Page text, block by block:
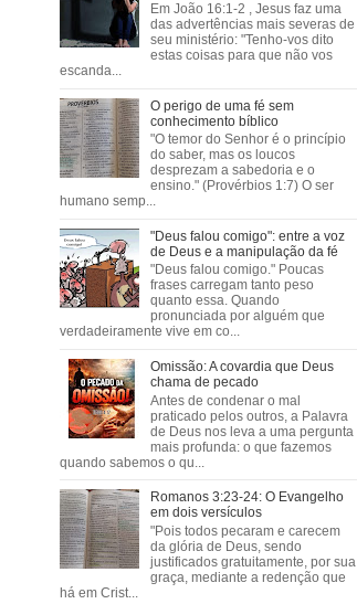
Em João 16:1-2 , Jesus faz uma
das advertências mais severas de
seu ministério: "Tenho-vos dito
estas coisas para que não vos
escanda...
O perigo de uma fé sem
conhecimento bíblico
"O temor do Senhor é o princípio
do saber, mas os loucos
desprezam a sabedoria e o
ensino." (Provérbios 1:7) O ser
humano semp...
"Deus falou comigo": entre a voz
de Deus e a manipulação da fé
"Deus falou comigo." Poucas
frases carregam tanto peso
quanto essa. Quando
pronunciada por alguém que
verdadeiramente vive em co...
Omissão: A covardia que Deus
chama de pecado
Antes de condenar o mal
praticado pelos outros, a Palavra
de Deus nos leva a uma pergunta
mais profunda: o que fazemos
quando sabemos o qu...
Romanos 3:23-24: O Evangelho
em dois versículos
"Pois todos pecaram e carecem
da glória de Deus, sendo
justificados gratuitamente, por sua
graça, mediante a redenção que
há em Crist...